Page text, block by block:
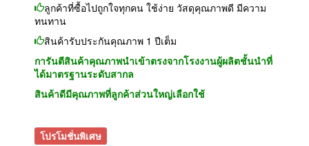
ลูกค้าที่ซื้อไปถูกใจทุกคน ใช้ง่าย วัสดุคุณภาพดี มีความ
ทนทาน
สินค้ารับประกันคุณภาพ 1 ปีเต็ม
การันตีสินค้าคุณภาพนำเข้าตรงจากโรงงานผู้ผลิตชั้นนำที่
ได้มาตรฐานระดับสากล
สินค้าดีมีคุณภาพที่ลูกค้าส่วนใหญ่เลือกใช้
โปรโมชั่นพิเศษ